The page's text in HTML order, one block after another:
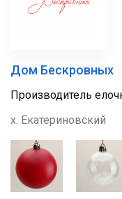
Дом Бескровных
Производитель
х. Екатериновский